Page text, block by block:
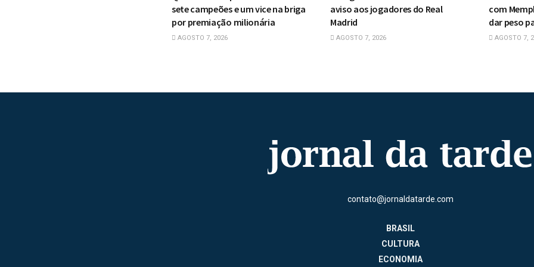
sete campeões e um vice na briga
por premiação milionária
AGOSTO 7, 2026
aviso aos jogadores do Real
Madrid
AGOSTO 7, 2026
com
dar peso
AGOSTO 7,
contato@jornaldatarde.com
BRASIL
CULTURA
ECONOMIA